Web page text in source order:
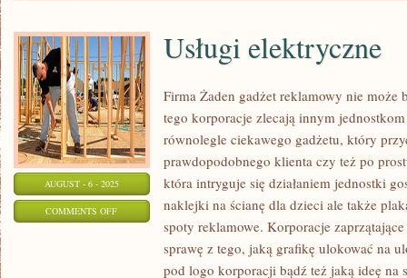
AUGUST - 6 - 2025
COMMENTS OFFON
ELEKTRYCZNE
Usługi elektryczne
Firma Żaden gadżet reklamowy nie może
tego korporacje zlecają innym
równolegle ciekawego gadżetu, który
prawdopodobnego klienta czy też po
która intryguje się działaniem jednostki
naklejki na ścianę dla dzieci ale także
spoty reklamowe. Korporacje
sprawę z tego, jaką grafikę ulokować na
pod logo korporacji bądź też jaką ideę na